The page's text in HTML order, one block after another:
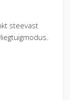
steevast